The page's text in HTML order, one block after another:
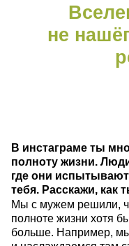
не
В инстаграме ты
полноту жизни.
где они
тебя. Расскажи, как
Мы с мужем решили,
полноте жизни хотя
больше. Например,